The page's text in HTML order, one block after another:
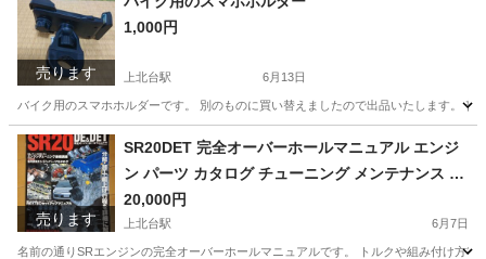
売ります
1,000円
上北台駅 6月13日
バイク用のスマホホルダーです。 別のものに買い替えましたので出品いたします。 普
東京 東大和市 携帯アクセサリー
売ります
SR20DET 完全オーバーホールマニュアル エンジ
ン パーツ カタログ チューニング メンテナンス ト
ルク記載 シルビア 180SX S13 S14 S15
20,000円
上北台駅 6月7日
名前の通りSRエンジンの完全オーバーホールマニュアルです。 トルクや組み付け方